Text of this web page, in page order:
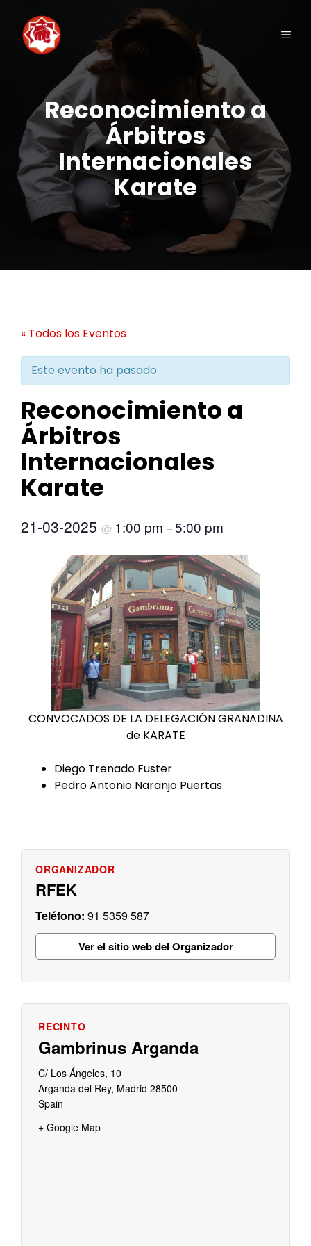
contenido
Reconocimiento a
Árbitros
Internacionales
Karate
« Todos los Eventos
Este evento ha pasado.
Reconocimiento a
Árbitros
Internacionales
Karate
21-03-2025 @ 1:00 pm –5:00 pm
CONVOCADOS DE LA DELEGACIÓN GRANADINA
de KARATE
Diego Trenado Fuster
Pedro Antonio Naranjo Puertas
RFEK
91 5359 587
Ver el sitio web del Organizador
Gambrinus Arganda
C/ Los Ángeles, 10
Arganda del Rey, Madrid 28500
Spain
+ Google Map